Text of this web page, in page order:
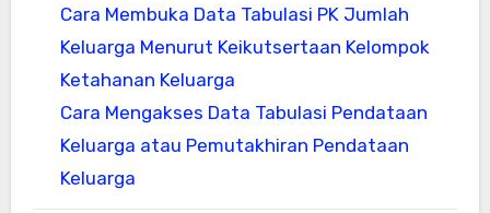
Cara Membuka Data Tabulasi PK Jumlah
Keluarga Menurut Keikutsertaan Kelompok
Ketahanan Keluarga
Cara Mengakses Data Tabulasi Pendataan
Keluarga atau Pemutakhiran Pendataan
Keluarga